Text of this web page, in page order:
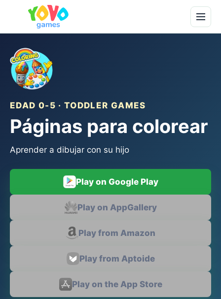
EDAD 0-5 · TODDLER GAMES
Páginas para colorear
Aprender a dibujar con su hijo
Play on Google Play
Play on AppGallery
Play from Amazon
Play from Aptoide
Play on the App Store